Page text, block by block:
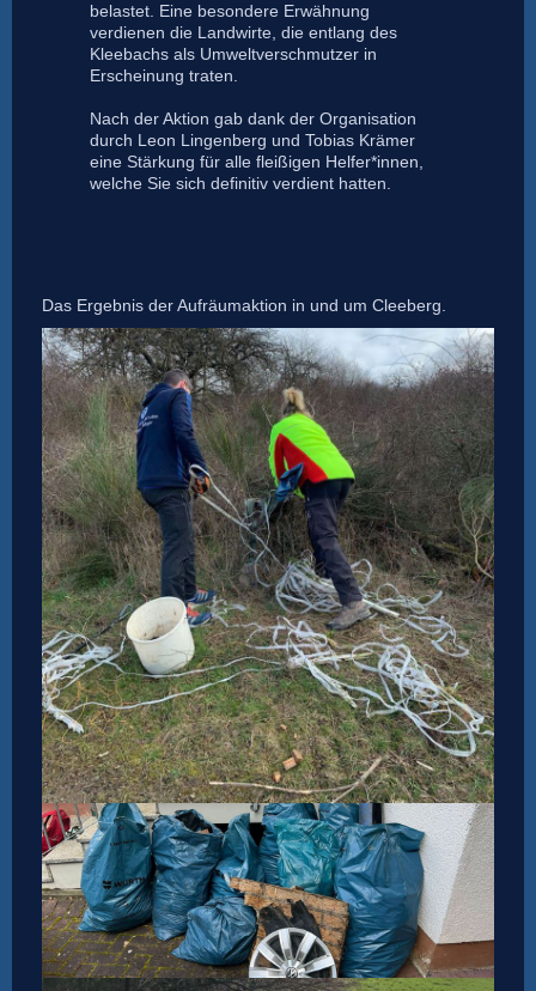
belastet. Eine besondere Erwähnung
verdienen die Landwirte, die entlang des
Kleebachs als Umweltverschmutzer in
Erscheinung traten.
Nach der Aktion gab dank der Organisation
durch Leon Lingenberg und Tobias Krämer
eine Stärkung für alle fleißigen Helfer*innen,
welche Sie sich definitiv verdient hatten.
Das Ergebnis der Aufräumaktion in und um Cleeberg.